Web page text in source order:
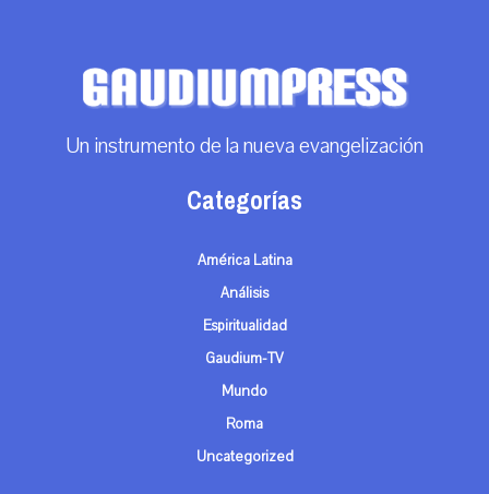
Un instrumento de la nueva evangelización
Categorías
América Latina
Análisis
Espiritualidad
Gaudium-TV
Mundo
Roma
Uncategorized